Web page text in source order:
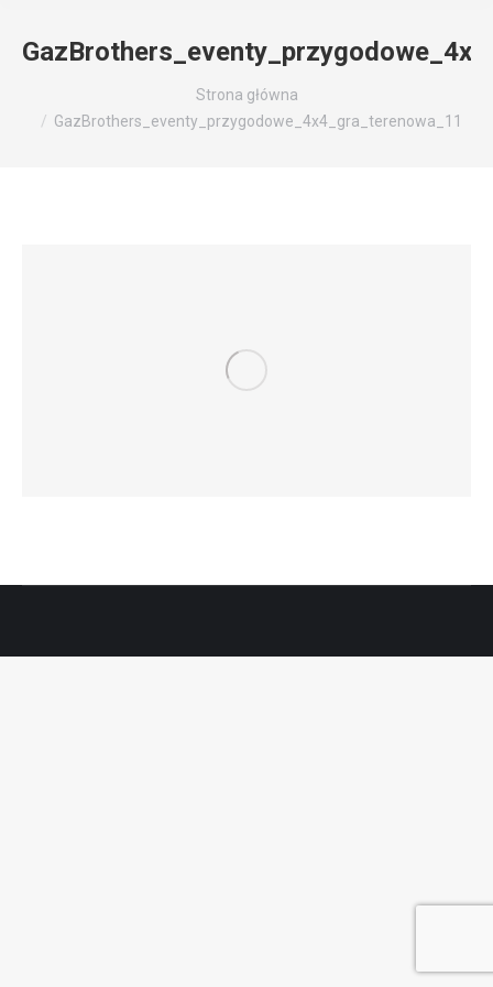
Strona główna
GazBrothers_eventy_przygodowe_4x4_gra_terenowa_11